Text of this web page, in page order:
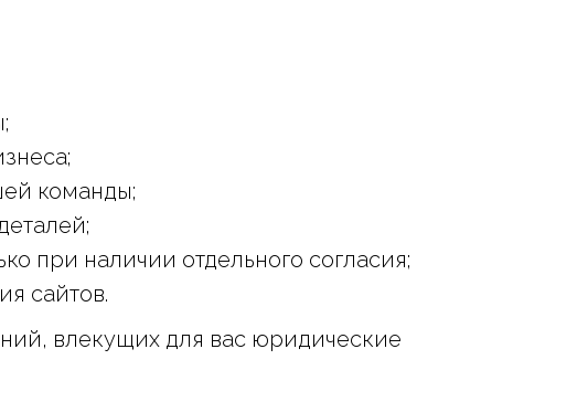
команды;
при наличии отдельного согласия;
сайтов.
влекущих для вас юридические